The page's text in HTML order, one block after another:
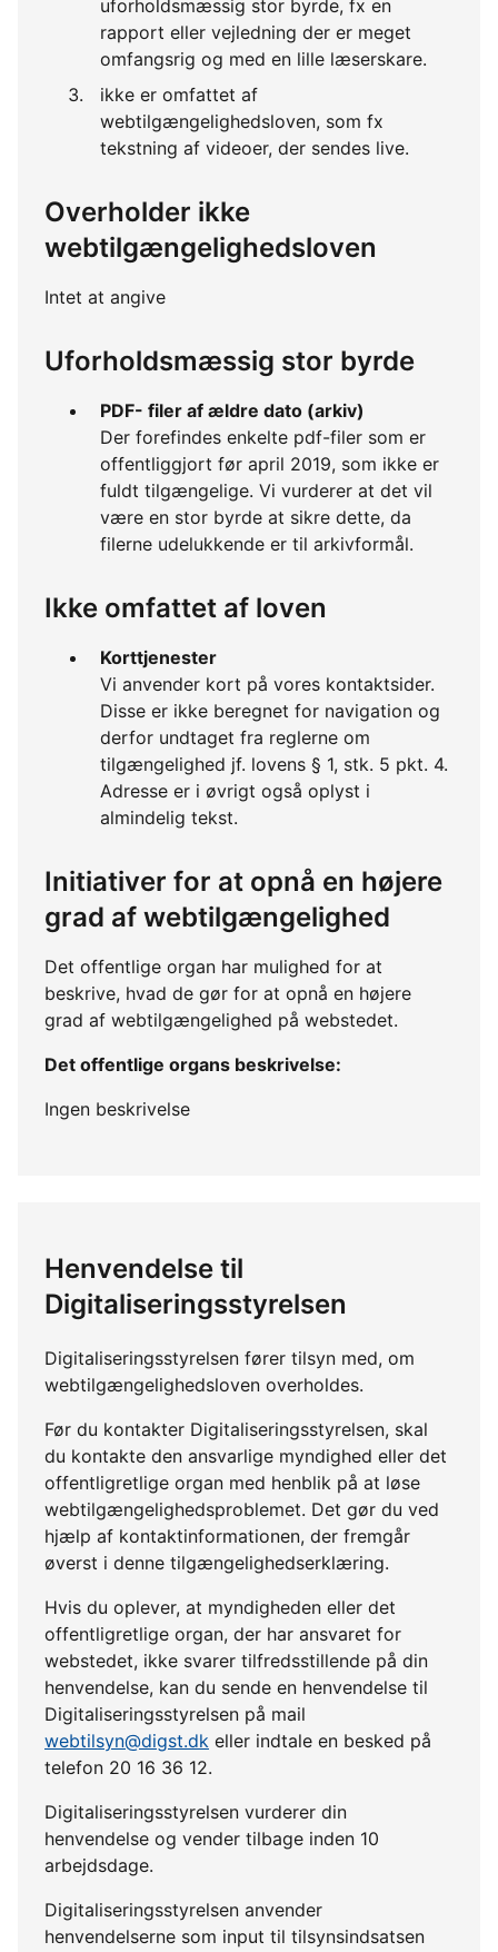
uforholdsmæssig stor byrde, fx en
rapport eller vejledning der er meget
omfangsrig og med en lille læserskare.
ikke er omfattet af
webtilgængelighedsloven, som fx
tekstning af videoer, der sendes live.
Overholder ikke
webtilgængelighedsloven
Intet at angive
Uforholdsmæssig stor byrde
PDF- filer af ældre dato (arkiv)
Der forefindes enkelte pdf-filer som er
offentliggjort før april 2019, som ikke er
fuldt tilgængelige. Vi vurderer at det vil
være en stor byrde at sikre dette, da
filerne udelukkende er til arkivformål.
Ikke omfattet af loven
Korttjenester
Vi anvender kort på vores kontaktsider.
Disse er ikke beregnet for navigation og
derfor undtaget fra reglerne om
tilgængelighed jf. lovens § 1, stk. 5 pkt. 4.
Adresse er i øvrigt også oplyst i
almindelig tekst.
Initiativer for at opnå en højere
grad af webtilgængelighed
Det offentlige organ har mulighed for at
beskrive, hvad de gør for at opnå en højere
grad af webtilgængelighed på webstedet.
Det offentlige organs beskrivelse:
Ingen beskrivelse
Henvendelse til
Digitaliseringsstyrelsen
Digitaliseringsstyrelsen fører tilsyn med, om
webtilgængelighedsloven overholdes.
Før du kontakter Digitaliseringsstyrelsen, skal
du kontakte den ansvarlige myndighed eller det
offentligretlige organ med henblik på at løse
webtilgængelighedsproblemet. Det gør du ved
hjælp af kontaktinformationen, der fremgår
øverst i denne tilgængelighedserklæring.
Hvis du oplever, at myndigheden eller det
offentligretlige organ, der har ansvaret for
webstedet, ikke svarer tilfredsstillende på din
henvendelse, kan du sende en henvendelse til
Digitaliseringsstyrelsen på mail
webtilsyn@digst.dk eller indtale en besked på
telefon 20 16 36 12.
Digitaliseringsstyrelsen vurderer din
henvendelse og vender tilbage inden 10
arbejdsdage.
Digitaliseringsstyrelsen anvender
henvendelserne som input til tilsynsindsatsen